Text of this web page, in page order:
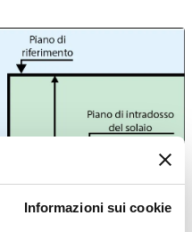
Informazioni sui cookie